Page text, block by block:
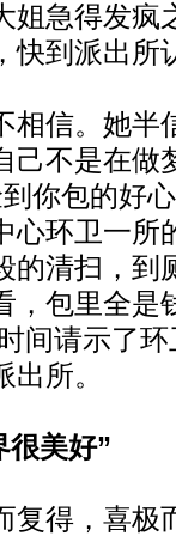
姐急得发疯
快到派出所
信。她半
己不是在做
你包的好
心环卫一所
的清扫，到
，包里全是
间请示了
所。
很美好”
得，喜极